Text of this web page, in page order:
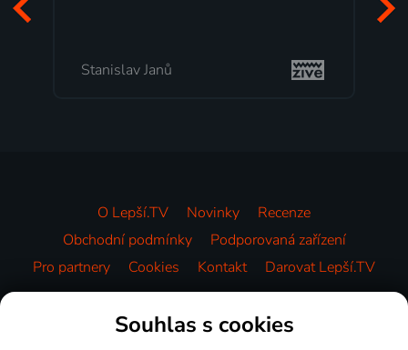
Stanislav Janů
O Lepší.TV Novinky
Recenze
Obchodní podmínky
Podporovaná zařízení
Pro partnery
Cookies Kontakt Darovat Lepší.TV
Videotéka
Souhlas s cookies